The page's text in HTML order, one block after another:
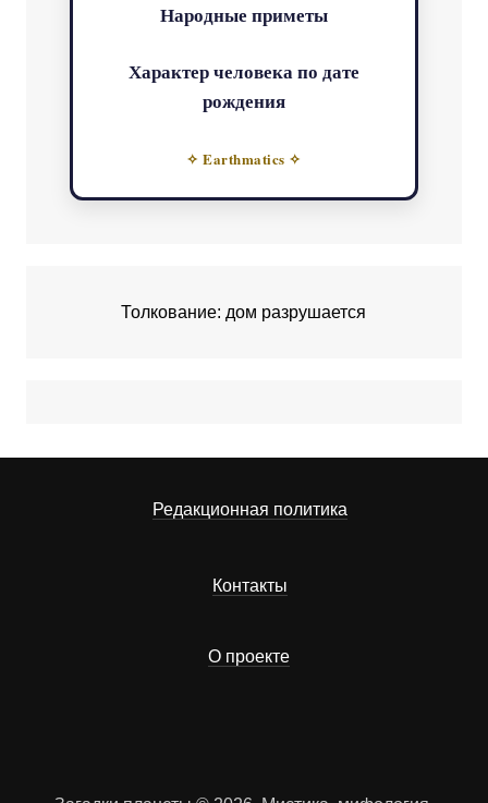
Народные приметы
Характер человека по дате
рождения
✧ Earthmatics ✧
Толкование: дом разрушается
Редакционная политика
Контакты
О проекте